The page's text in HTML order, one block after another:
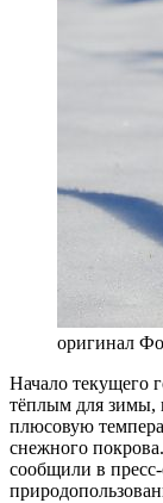
оригинал
Начало текущего
тёплым для зимы,
плюсовую
снежного
сообщили в